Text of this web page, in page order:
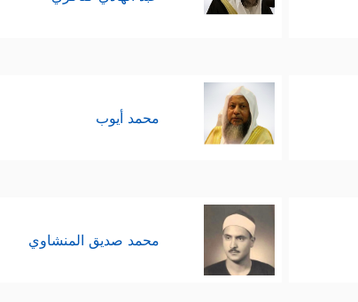
محمد أيوب
محمد صديق المنشاوي